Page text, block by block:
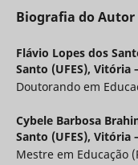
Biografia do Autor
Flávio Lopes dos
Santo (UFES), Vitória
Doutorando em
Cybele Barbosa
Santo (UFES), Vitória
Mestre em Educação